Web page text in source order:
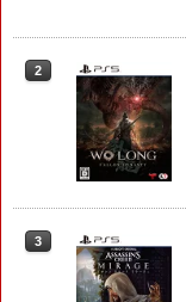
3
2
3